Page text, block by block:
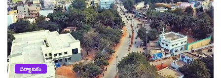
పర్యాటకం